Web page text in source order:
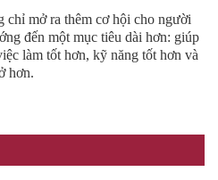
chỉ mở ra thêm cơ hội cho người
đến một mục tiêu dài hơn: giúp
làm tốt hơn, kỹ năng tốt hơn và
hơn.